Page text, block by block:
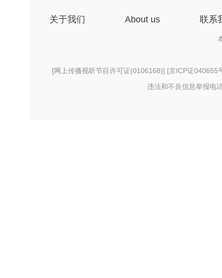
关于我们 About us 联系
[网上传播视听节目许可证(0106168)] [京ICP证040655
违法和不良信息举报电